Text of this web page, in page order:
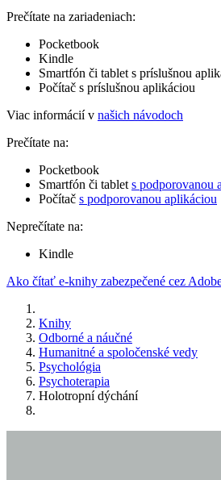
Prečítate na zariadeniach:
Pocketbook
Kindle
Smartfón či tablet s príslušnou
Počítač s príslušnou aplikáciou
Viac informácií v našich návodoch
Prečítate na:
Pocketbook
Smartfón či tablet s podporovanou
Počítač s podporovanou aplikáciou
Neprečítate na:
Kindle
Ako čítať e-knihy zabezpečené cez
Knihy
Odborné a náučné
Humanitné a spoločenské vedy
Psychológia
Psychoterapia
Holotropní dýchání